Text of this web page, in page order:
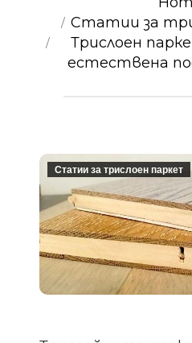
Статии за
Трислоен
естествена
Статии за трислоен паркет